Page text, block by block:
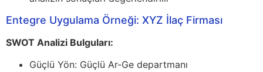
Entegre Uygulama Örneği: XYZ İlaç Firması
SWOT Analizi Bulguları:
Güçlü Yön: Güçlü Ar-Ge departmanı